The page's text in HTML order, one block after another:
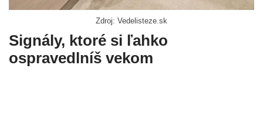
Zdroj: Vedelisteze.sk
Signály, ktoré si ľahko
ospravedlníš vekom